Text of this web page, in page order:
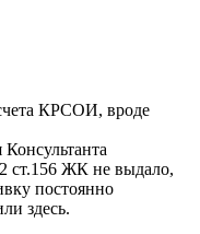
КРСОИ, вроде
ст.156 ЖК не выдало,
постоянно
здесь.